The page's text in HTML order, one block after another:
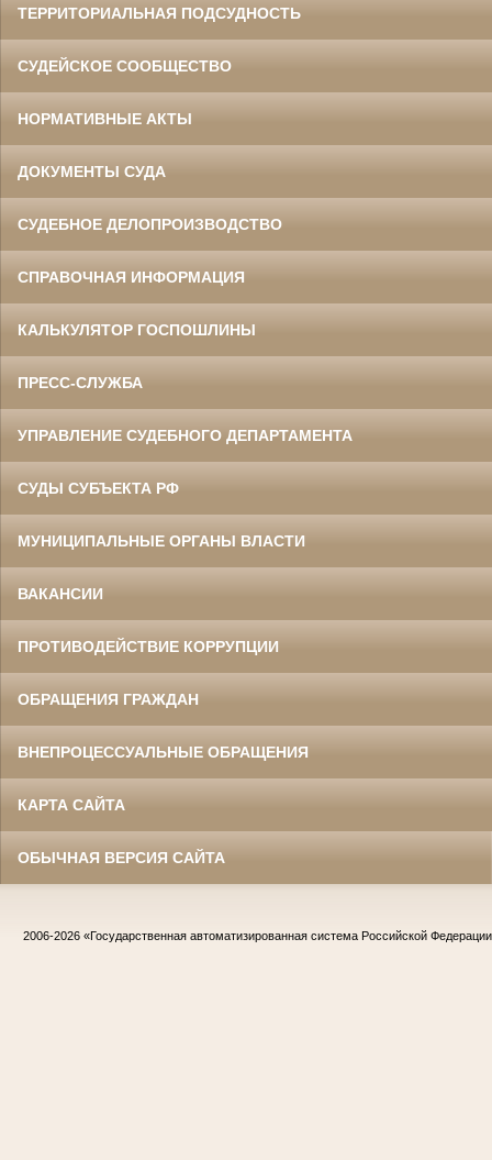
ТЕРРИТОРИАЛЬНАЯ ПОДСУДНОСТЬ
СУДЕЙСКОЕ СООБЩЕСТВО
НОРМАТИВНЫЕ АКТЫ
ДОКУМЕНТЫ СУДА
СУДЕБНОЕ ДЕЛОПРОИЗВОДСТВО
СПРАВОЧНАЯ ИНФОРМАЦИЯ
КАЛЬКУЛЯТОР ГОСПОШЛИНЫ
ПРЕСС-СЛУЖБА
УПРАВЛЕНИЕ СУДЕБНОГО ДЕПАРТАМЕНТА
СУДЫ СУБЪЕКТА РФ
МУНИЦИПАЛЬНЫЕ ОРГАНЫ ВЛАСТИ
ВАКАНСИИ
ПРОТИВОДЕЙСТВИЕ КОРРУПЦИИ
ОБРАЩЕНИЯ ГРАЖДАН
ВНЕПРОЦЕССУАЛЬНЫЕ ОБРАЩЕНИЯ
КАРТА САЙТА
ОБЫЧНАЯ ВЕРСИЯ САЙТА
2006-2026 «Государственная автоматизированная система Российской